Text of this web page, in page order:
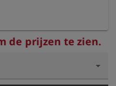
de prijzen te zien.